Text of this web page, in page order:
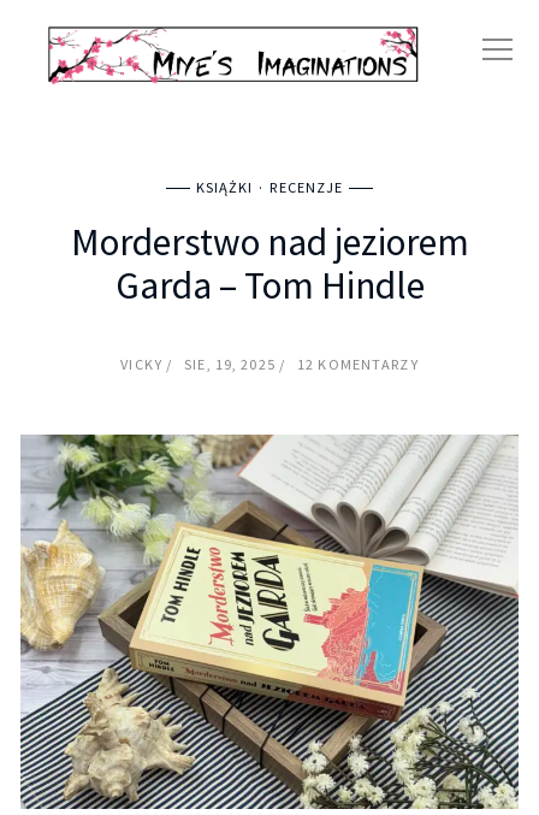
KSIĄŻKI RECENZJE
Morderstwo nad jeziorem
Garda – Tom Hindle
VICKY SIE, 19, 2025 12 KOMENTARZY